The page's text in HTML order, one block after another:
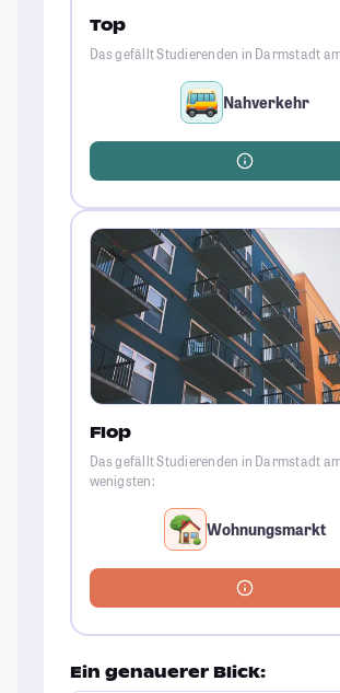
Top
Das gefällt Studierenden in Darmstadt
Nahverkehr
Flop
Das gefällt Studierenden in Darmstadt
wenigsten:
Wohnungsmarkt
Ein genauerer Blick: